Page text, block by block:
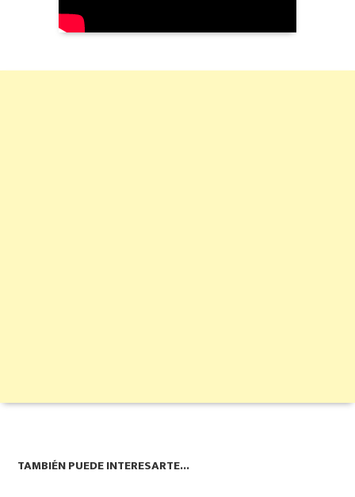
TAMBIÉN PUEDE INTERESARTE...